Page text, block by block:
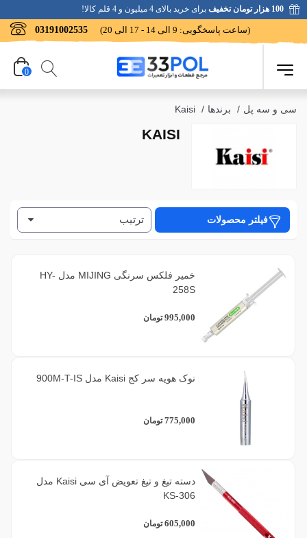
100 هزار تومان تخفیف برای خرید بالای 4 میلیون و 4 قلم کالا!
03191002535 (ساعت پاسخگویی: 9 الی 14 - 17 الی 20)
0
سی و سه پل / برندها /
KAISI
فیلتر محصولات ترتیب
خمیر فلکس سرنگی MIJING مدل HY-
258S
995,000 تومان
نوک هویه سر کج Kaisi مدل 900M-T-IS
775,000 تومان
دسته تیغ و تیغ تعویض آی سی Kaisi مدل
KS-306
605,000 تومان